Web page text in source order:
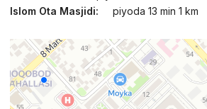
Islom Ota Masjidi:
piyoda 13 min 1 km